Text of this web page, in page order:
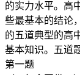
的实力水平。高
些最基本的结论
的五道典型的高
基本知识。五道
第一题